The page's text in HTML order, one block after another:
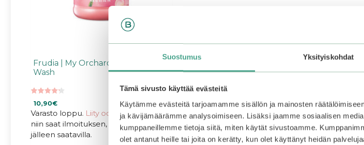
Suostumus Yksityiskohdat
Tämä sivusto käyttää evästeitä
Käytämme evästeitä tarjoamamme sisällön ja mainosten
ja kävijämäärämme analysoimiseen. Lisäksi jaamme sosiaalisen
kumppaneillemme tietoja siitä, miten käytät sivustoamme.
olet antanut heille tai joita on kerätty, kun olet käyttänyt heidän
Frudia | My Orchard Peach Body
Wash
4.25
5:stä
10,90€
Varasto loppu. Liity odotuslistalle tästä,
niin saat ilmoituksen, kun tuote on
jälleen saatavilla.